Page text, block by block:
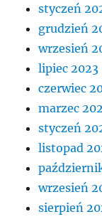
styczeń
grudzień
wrzesień
lipiec 2023
czerwiec
marzec
styczeń
listopad
wrzesień
sierpień